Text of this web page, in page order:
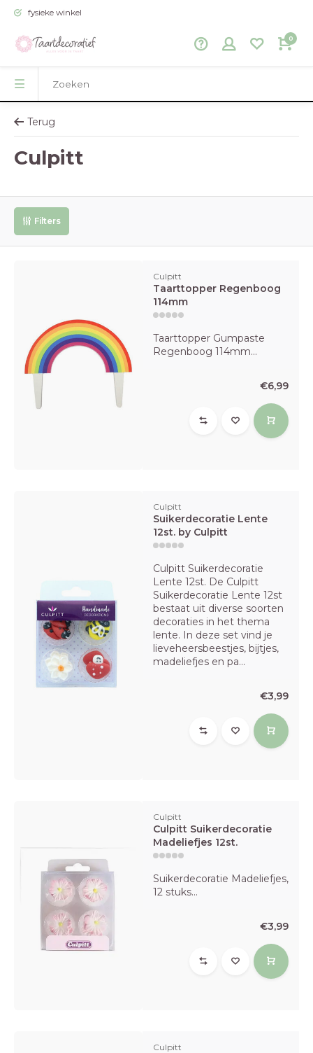
fysieke winkel
0
Terug
Culpitt
Filters
Culpitt
Taarttopper Regenboog
114mm
Taarttopper Gumpaste
Regenboog 114mm...
€6,99
Culpitt
Suikerdecoratie Lente
12st. by Culpitt
Culpitt Suikerdecoratie
Lente 12st. De Culpitt
Suikerdecoratie Lente 12st
bestaat uit diverse soorten
decoraties in het thema
lente. In deze set vind je
lieveheersbeestjes, bijtjes,
madeliefjes en pa...
€3,99
Culpitt
Culpitt Suikerdecoratie
Madeliefjes 12st.
Suikerdecoratie Madeliefjes,
12 stuks...
€3,99
Culpitt